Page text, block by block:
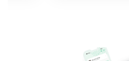
- مستشفى الملك فهد